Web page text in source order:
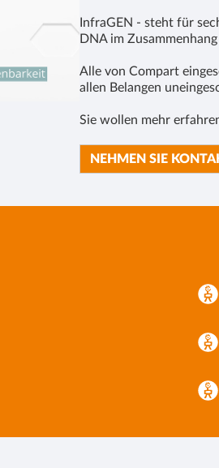
InfraGEN - steht für
DNA im
Alle von Compart
allen Belangen
Sie wollen mehr
NEHMEN SIE